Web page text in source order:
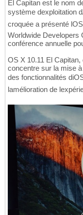
El Capitan est le nom
système dexploitation
croquée a présenté
Worldwide Developers
conférence annuelle
OS X 10.11 El
concentre sur la mise
des fonctionnalités
lamélioration de